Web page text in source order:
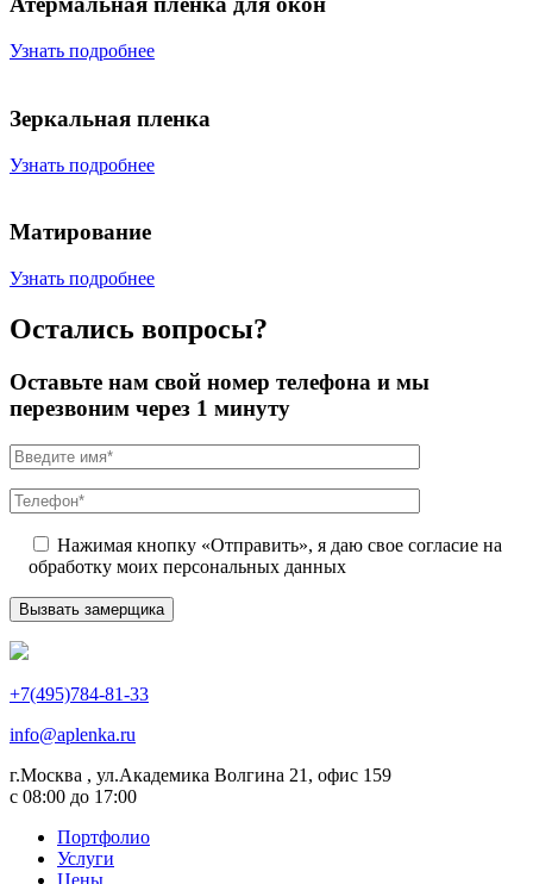
Узнать подробнее
Зеркальная пленка
Узнать подробнее
Матирование
Узнать подробнее
Остались вопросы?
Оставьте нам свой номер телефона и мы
перезвоним через 1 минуту
Нажимая кнопку «Отправить», я даю свое согласие на
обработку моих персональных данных
+7(495)784-81-33
info@aplenka.ru
г.Москва , ул.Академика Волгина 21, офис 159
с 08:00 до 17:00
Портфолио
Услуги
Цены